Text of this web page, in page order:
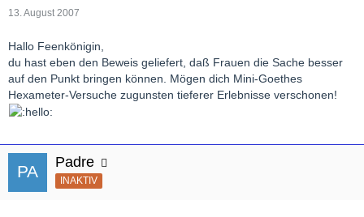
13. August 2007
Hallo Feenkönigin,
du hast eben den Beweis geliefert, daß Frauen die Sache besser
auf den Punkt bringen können. Mögen dich Mini-Goethes
Hexameter-Versuche zugunsten tieferer Erlebnisse verschonen!
Padre
INAKTIV